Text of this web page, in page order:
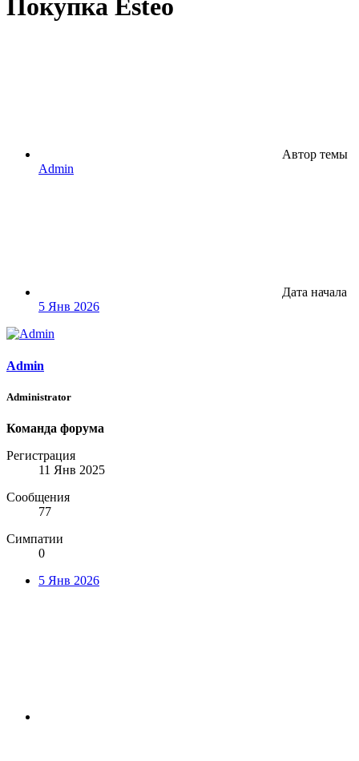
Покупка Esteo
Автор темы
Admin
Дата начала
5 Янв 2026
Admin
Administrator
Команда форума
Регистрация
11 Янв 2025
Сообщения
77
Симпатии
0
5 Янв 2026